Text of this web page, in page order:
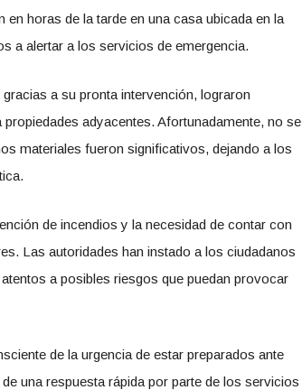
horas de la tarde en una casa ubicada en la
a alertar a los servicios de emergencia.
a su pronta intervención, lograron
adyacentes. Afortunadamente, no se
materiales fueron significativos, dejando a los
de incendios y la necesidad de contar con
Las autoridades han instado a los ciudadanos
a posibles riesgos que puedan provocar
de la urgencia de estar preparados ante
una respuesta rápida por parte de los servicios